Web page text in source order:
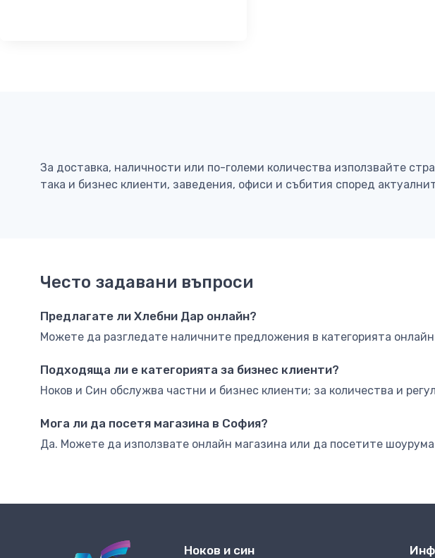
За доставка, наличности или по-големи количества използвайте
така и бизнес клиенти, заведения, офиси и събития според
Често задавани въпроси
Предлагате ли Хлебни Дар онлайн?
Можете да разгледате наличните предложения в категорията
Подходяща ли е категорията за бизнес клиенти?
Ноков и Син обслужва частни и бизнес клиенти; за количества и
Мога ли да посетя магазина в София?
Да. Можете да използвате онлайн магазина или да посетите
Ноков и син